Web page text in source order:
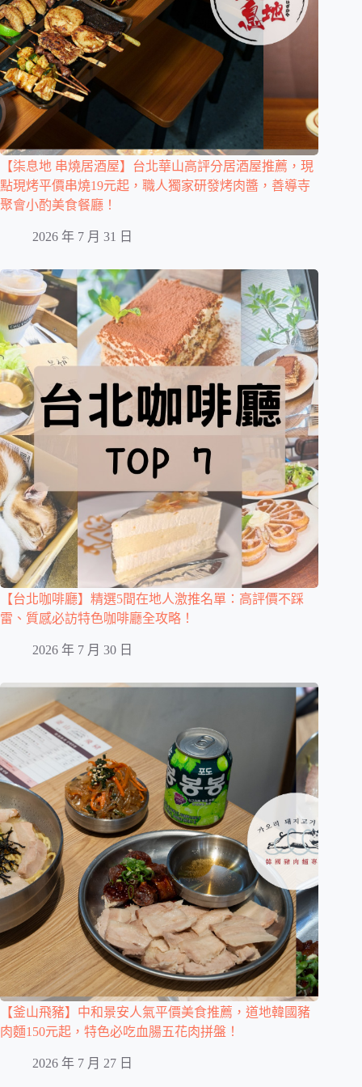
【柒息地 串燒居酒屋】台北華山高評分居酒屋推薦，現
點現烤平價串燒19元起，職人獨家研發烤肉醬，善導寺
聚會小酌美食餐廳！
2026 年 7 月 31 日
【台北咖啡廳】精選5間在地人激推名單：高評價不踩
雷、質感必訪特色咖啡廳全攻略！
2026 年 7 月 30 日
【釜山飛豬】中和景安人氣平價美食推薦，道地韓國豬
肉麵150元起，特色必吃血腸五花肉拼盤！
2026 年 7 月 27 日